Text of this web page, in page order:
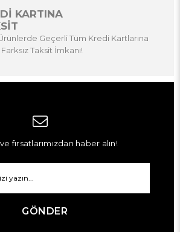
KARTINA
Geçerli Tüm Kredi Kartlarına
Taksit İmkanı!
fırsatlarımızdan haber alın!
GÖNDER